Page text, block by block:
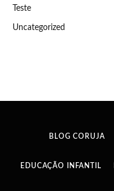
Teste
Uncategorized
BLOG CORUJA
EDUCAÇÃO INFANTIL